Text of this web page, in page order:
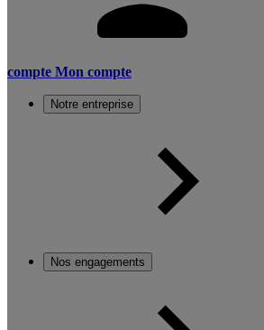
compte Mon compte
Notre entreprise
Nos engagements